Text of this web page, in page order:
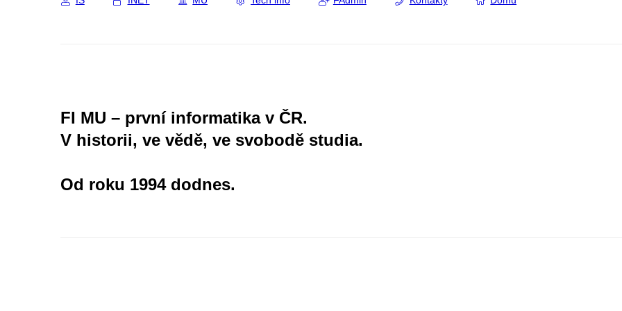
FI MU – první informatika v ČR.
V historii, ve vědě, ve svobodě studia.
Od roku 1994 dodnes.